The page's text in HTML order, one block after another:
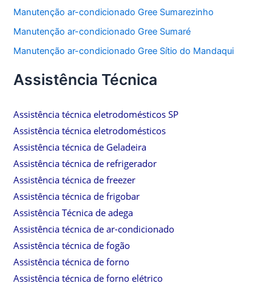
Manutenção ar-condicionado Gree Sumarezinho
Manutenção ar-condicionado Gree Sumaré
Manutenção ar-condicionado Gree Sítio do Mandaqui
Assistência Técnica
Assistência técnica eletrodomésticos SP
Assistência técnica eletrodomésticos
Assistência técnica de Geladeira
Assistência técnica de refrigerador
Assistência técnica de freezer
Assistência técnica de frigobar
Assistência Técnica de adega
Assistência técnica de ar-condicionado
Assistência técnica de fogão
Assistência técnica de forno
Assistência técnica de forno elétrico